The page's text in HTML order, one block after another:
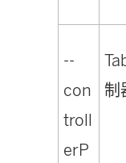
--
con
troll
erP
制